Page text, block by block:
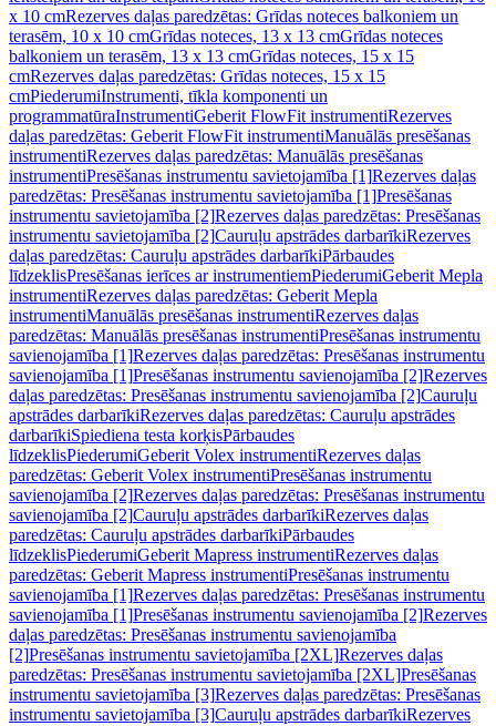
x 10 cmRezerves daļas paredzētas: Grīdas noteces balkoniem un
terasēm, 10 x 10 cmGrīdas noteces, 13 x 13 cmGrīdas noteces
balkoniem un terasēm, 13 x 13 cmGrīdas noteces, 15 x 15
cmRezerves daļas paredzētas: Grīdas noteces, 15 x 15
cmPiederumiInstrumenti, tīkla komponenti un
programmatūraInstrumentiGeberit FlowFit instrumentiRezerves
daļas paredzētas: Geberit FlowFit instrumentiManuālās presēšanas
instrumentiRezerves daļas paredzētas: Manuālās presēšanas
instrumentiPresēšanas instrumentu savietojamība [1]Rezerves daļas
paredzētas: Presēšanas instrumentu savietojamība [1]Presēšanas
instrumentu savietojamība [2]Rezerves daļas paredzētas: Presēšanas
instrumentu savietojamība [2]Cauruļu apstrādes darbarīkiRezerves
daļas paredzētas: Cauruļu apstrādes darbarīkiPārbaudes
līdzeklisPresēšanas ierīces ar instrumentiemPiederumiGeberit Mepla
instrumentiRezerves daļas paredzētas: Geberit Mepla
instrumentiManuālās presēšanas instrumentiRezerves daļas
paredzētas: Manuālās presēšanas instrumentiPresēšanas instrumentu
savienojamība [1]Rezerves daļas paredzētas: Presēšanas instrumentu
savienojamība [1]Presēšanas instrumentu savienojamība [2]Rezerves
daļas paredzētas: Presēšanas instrumentu savienojamība [2]Cauruļu
apstrādes darbarīkiRezerves daļas paredzētas: Cauruļu apstrādes
darbarīkiSpiediena testa korķisPārbaudes
līdzeklisPiederumiGeberit Volex instrumentiRezerves daļas
paredzētas: Geberit Volex instrumentiPresēšanas instrumentu
savienojamība [2]Rezerves daļas paredzētas: Presēšanas instrumentu
savienojamība [2]Cauruļu apstrādes darbarīkiRezerves daļas
paredzētas: Cauruļu apstrādes darbarīkiPārbaudes
līdzeklisPiederumiGeberit Mapress instrumentiRezerves daļas
paredzētas: Geberit Mapress instrumentiPresēšanas instrumentu
savienojamība [1]Rezerves daļas paredzētas: Presēšanas instrumentu
savienojamība [1]Presēšanas instrumentu savienojamība [2]Rezerves
daļas paredzētas: Presēšanas instrumentu savienojamība
[2]Presēšanas instrumentu savietojamība [2XL]Rezerves daļas
paredzētas: Presēšanas instrumentu savietojamība [2XL]Presēšanas
instrumentu savietojamība [3]Rezerves daļas paredzētas: Presēšanas
instrumentu savietojamība [3]Cauruļu apstrādes darbarīkiRezerves